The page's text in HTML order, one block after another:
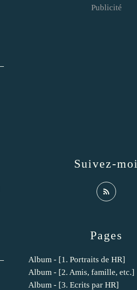
Pages
Album - [1. Portraits de HR]
Album - [2. Amis, famille, etc.]
Album - [3. Ecrits par HR]
Suivez-moi
Publicité